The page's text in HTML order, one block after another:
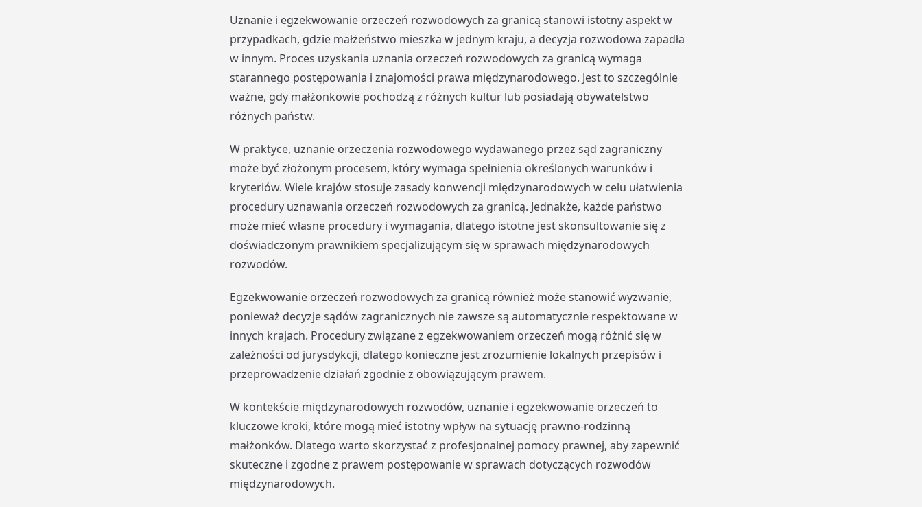
Uznanie i egzekwowanie orzeczeń rozwodowych za granicą stanowi istotny aspekt w
przypadkach, gdzie małżeństwo mieszka w jednym kraju, a decyzja rozwodowa zapadła
w innym. Proces uzyskania uznania orzeczeń rozwodowych za granicą wymaga
starannego postępowania i znajomości prawa międzynarodowego. Jest to szczególnie
ważne, gdy małżonkowie pochodzą z różnych kultur lub posiadają obywatelstwo
różnych państw.
W praktyce, uznanie orzeczenia rozwodowego wydawanego przez sąd zagraniczny
może być złożonym procesem, który wymaga spełnienia określonych warunków i
kryteriów. Wiele krajów stosuje zasady konwencji międzynarodowych w celu ułatwienia
procedury uznawania orzeczeń rozwodowych za granicą. Jednakże, każde państwo
może mieć własne procedury i wymagania, dlatego istotne jest skonsultowanie się z
doświadczonym prawnikiem specjalizującym się w sprawach międzynarodowych
rozwodów.
Egzekwowanie orzeczeń rozwodowych za granicą również może stanowić wyzwanie,
ponieważ decyzje sądów zagranicznych nie zawsze są automatycznie respektowane w
innych krajach. Procedury związane z egzekwowaniem orzeczeń mogą różnić się w
zależności od jurysdykcji, dlatego konieczne jest zrozumienie lokalnych przepisów i
przeprowadzenie działań zgodnie z obowiązującym prawem.
W kontekście międzynarodowych rozwodów, uznanie i egzekwowanie orzeczeń to
kluczowe kroki, które mogą mieć istotny wpływ na sytuację prawno-rodzinną
małżonków. Dlatego warto skorzystać z profesjonalnej pomocy prawnej, aby zapewnić
skuteczne i zgodne z prawem postępowanie w sprawach dotyczących rozwodów
międzynarodowych.